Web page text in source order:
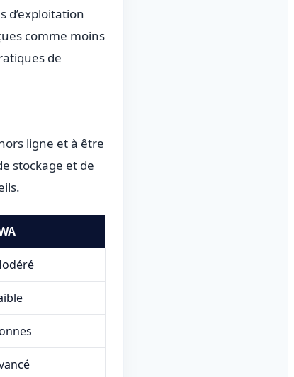
d’exploitation
comme moins
de
ligne et à être
stockage et de